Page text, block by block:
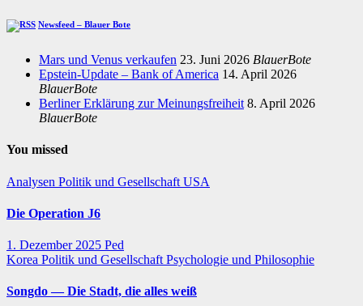
Newsfeed – Blauer Bote
Mars und Venus verkaufen 23. Juni 2026 BlauerBote
Epstein-Update – Bank of America 14. April 2026
BlauerBote
Berliner Erklärung zur Meinungsfreiheit 8. April 2026
BlauerBote
You missed
Analysen Politik und Gesellschaft USA
Die Operation J6
1. Dezember 2025 Ped
Korea Politik und Gesellschaft Psychologie und Philosophie
Songdo — Die Stadt, die alles weiß